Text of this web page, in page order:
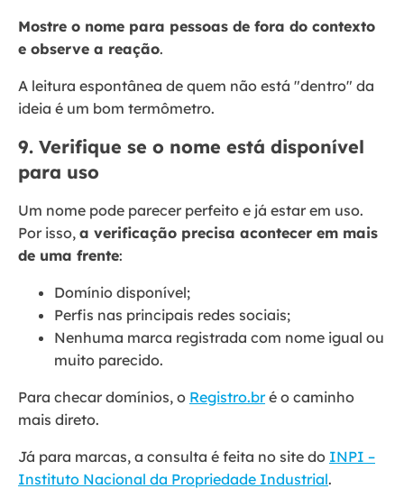
Mostre o nome para pessoas de fora do contexto
e observe a reação.
A leitura espontânea de quem não está "dentro" da
ideia é um bom termômetro.
9. Verifique se o nome está disponível
para uso
Um nome pode parecer perfeito e já estar em uso.
Por isso, a verificação precisa acontecer em mais
de uma frente:
Domínio disponível;
Perfis nas principais redes sociais;
Nenhuma marca registrada com nome igual ou
muito parecido.
Para checar domínios, o Registro.bré o caminho
mais direto.
Já para marcas, a consulta é feita no site do INPI –
Instituto Nacional da Propriedade Industrial.